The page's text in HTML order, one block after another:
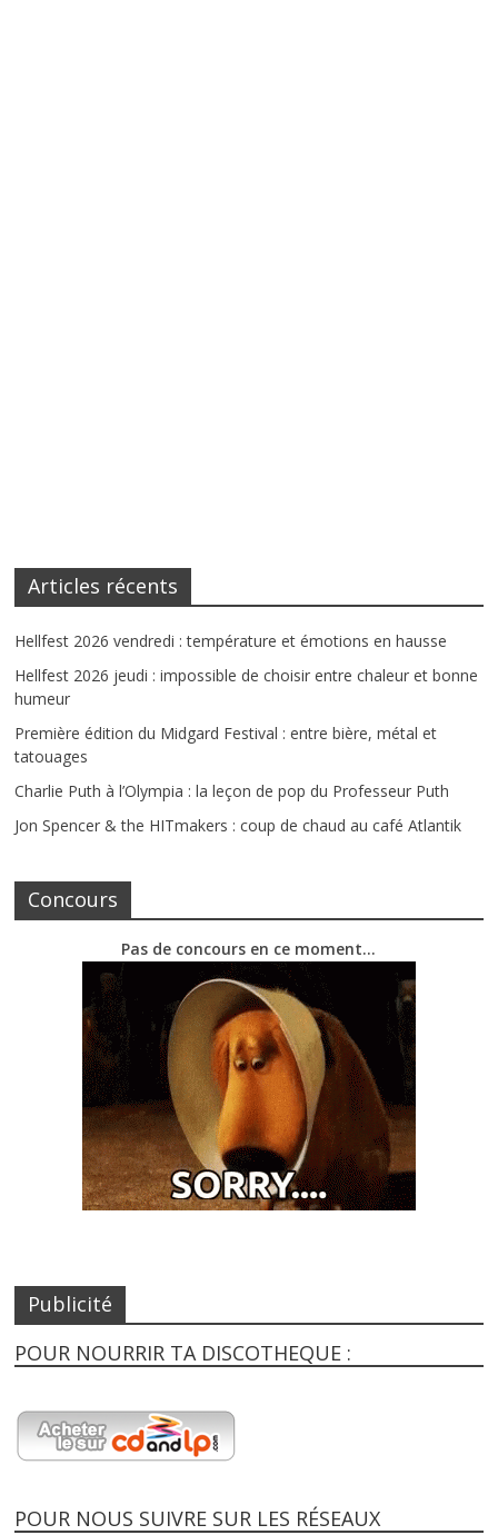
Articles récents
Hellfest 2026 vendredi : température et émotions en hausse
Hellfest 2026 jeudi : impossible de choisir entre chaleur et bonne
humeur
Première édition du Midgard Festival : entre bière, métal et
tatouages
Charlie Puth à l’Olympia : la leçon de pop du Professeur Puth
Jon Spencer & the HITmakers : coup de chaud au café Atlantik
Concours
Pas de concours en ce moment…
Publicité
POUR NOURRIR TA DISCOTHEQUE :
POUR NOUS SUIVRE SUR LES RÉSEAUX